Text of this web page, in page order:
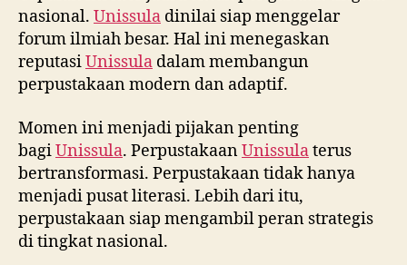
nasional. Unissula dinilai siap menggelar
forum ilmiah besar. Hal ini menegaskan
reputasiUnissula dalam membangun
perpustakaan modern dan adaptif.
Momen ini menjadi pijakan penting
bagiUnissula. PerpustakaanUnissulaterus
bertransformasi. Perpustakaan tidak hanya
menjadi pusat literasi. Lebih dari itu,
perpustakaan siap mengambil peran strategis
di tingkat nasional.